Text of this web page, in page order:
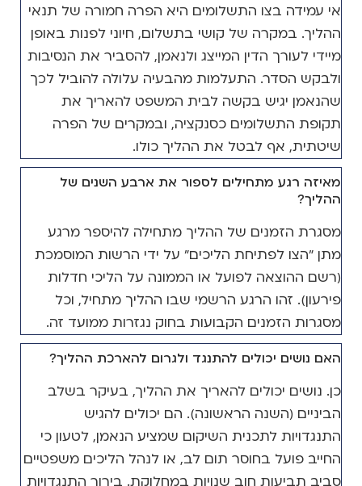
אי עמידה בצו התשלומים היא הפרה חמורה של תנאי
ההליך. במקרה של קושי בתשלום, חיוני לפנות באופן
מיידי לעורך הדין המייצג ולנאמן, להסביר את הנסיבות
ולבקש הסדר. התעלמות מהבעיה עלולה להוביל לכך
שהנאמן יגיש בקשה לבית המשפט להאריך את
תקופת התשלומים כסנקציה, ובמקרים של הפרה
שיטתית, אף לבטל את ההליך כולו.
מאיזה רגע מתחילים לספור את ארבע השנים של
ההליך?
מסגרת הזמנים של ההליך מתחילה להיספר מרגע
מתן "הצו לפתיחת הליכים" על ידי הרשות המוסמכת
(רשם ההוצאה לפועל או הממונה על הליכי חדלות
פירעון). זהו הרגע הרשמי שבו ההליך מתחיל, וכל
מסגרות הזמנים הקבועות בחוק נגזרות ממועד זה.
האם נושים יכולים להתנגד ולגרום להארכת ההליך?
כן. נושים יכולים להאריך את ההליך, בעיקר בשלב
הביניים (השנה הראשונה). הם יכולים להגיש
התנגדויות לתכנית השיקום שמציע הנאמן, לטעון כי
החייב פועל בחוסר תום לב, או לנהל הליכים משפטיים
סביב תביעות חוב שנויות במחלוקת. בירור התנגדויות